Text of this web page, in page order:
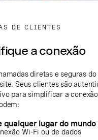
DE CLIENTES
a conexão
diretas e seguras
Seus clientes são
para simplificar a
qualquer lugar do mundo
Wi-Fi ou de dados